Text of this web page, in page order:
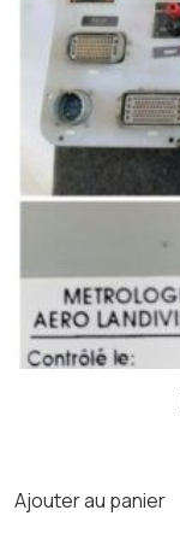
Ajouter au panier